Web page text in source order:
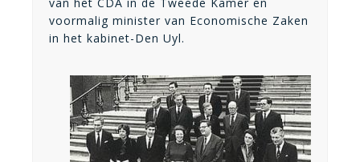
voormalig minister van Economische Zaken
in het kabinet-Den Uyl.